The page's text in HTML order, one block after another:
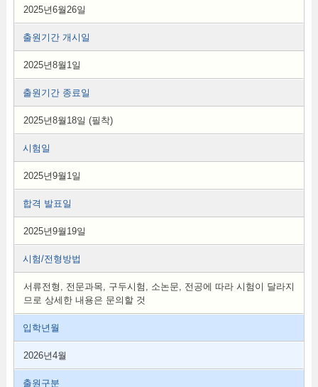
2025년6월26일
출원기간 개시일
2025년8월1일
출원기간 종료일
2025년8월18일 (필착)
시험일
2025년9월1일
합격 발표일
2025년9월19일
시험/전형방법
서류전형, 전문과목, 구두시험, 소논문, 전공에 따라 시험이 달라지
므로 상세한 내용은 문의할 것
입학년월
2026년4월
출원구분